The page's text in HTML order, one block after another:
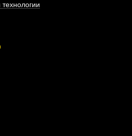
технологии